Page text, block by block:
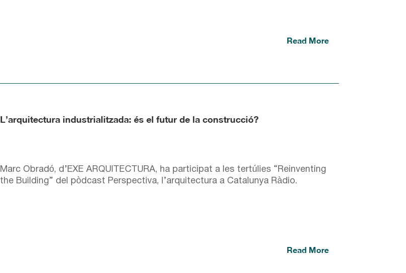
Read More
L’arquitectura industrialitzada: és el futur de la construcció?
Marc Obradó, d’EXE ARQUITECTURA, ha participat a les tertúlies “Reinventing
the Building” del pòdcast Perspectiva, l’arquitectura a Catalunya Ràdio.
Read More